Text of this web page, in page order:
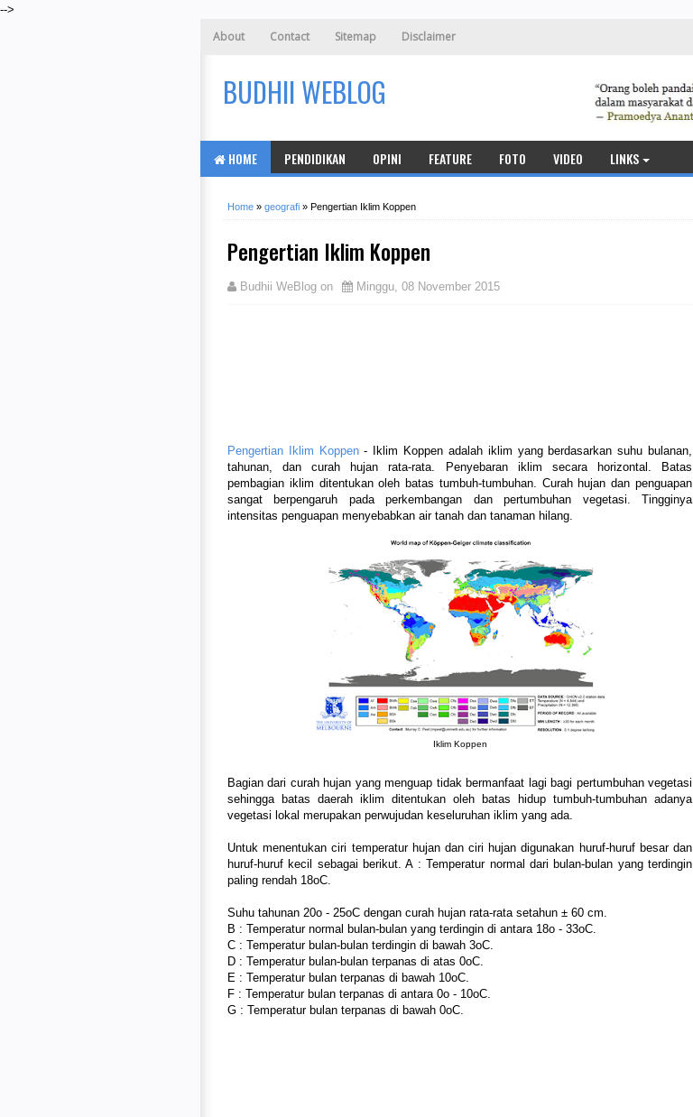
-->
About Contact Sitemap Disclaimer
BUDHII WEBLOG
HOME PENDIDIKAN OPINI FEATURE FOTO VIDEO LINKS
Home » geografi » Pengertian Iklim Koppen
Pengertian Iklim Koppen
Budhii WeBlog on Minggu, 08 November 2015
Pengertian Iklim Koppen- Iklim Koppen adalah iklim yang berdasarkan suhu bulanan,
tahunan, dan curah hujan rata-rata. Penyebaran iklim secara horizontal. Batas
pembagian iklim ditentukan oleh batas tumbuh-tumbuhan. Curah hujan dan penguapan
sangat berpengaruh pada perkembangan dan pertumbuhan vegetasi. Tingginya
intensitas penguapan menyebabkan air tanah dan tanaman hilang.
Iklim Koppen
Bagian dari curah hujan yang menguap tidak bermanfaat lagi bagi pertumbuhan vegetasi
sehingga batas daerah iklim ditentukan oleh batas hidup tumbuh-tumbuhan adanya
vegetasi lokal merupakan perwujudan keseluruhan iklim yang ada.
Untuk menentukan ciri temperatur hujan dan ciri hujan digunakan huruf-huruf besar dan
huruf-huruf kecil sebagai berikut. A : Temperatur normal dari bulan-bulan yang terdingin
paling rendah 18oC.
Suhu tahunan 20o - 25oC dengan curah hujan rata-rata setahun ± 60 cm.
B : Temperatur normal bulan-bulan yang terdingin di antara 18o - 33oC.
C : Temperatur bulan-bulan terdingin di bawah 3oC.
D : Temperatur bulan-bulan terpanas di atas 0oC.
E : Temperatur bulan terpanas di bawah 10oC.
F : Temperatur bulan terpanas di antara 0o - 10oC.
G : Temperatur bulan terpanas di bawah 0oC.